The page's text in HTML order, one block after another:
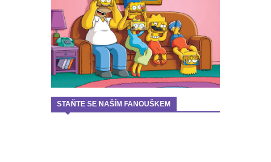
STAŇTE SE NAŠÍM FANOUŠKEM